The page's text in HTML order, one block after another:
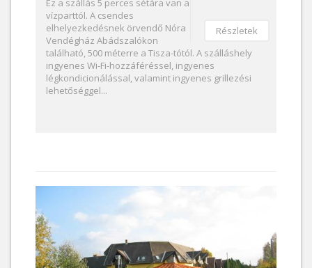
Részletek
Ez a szállás 5 perces sétára van a
vízparttól. A csendes
elhelyezkedésnek örvendő Nóra
Vendégház Abádszalókon
található, 500 méterre a Tisza-tótól. A szálláshely
ingyenes Wi-Fi-hozzáféréssel, ingyenes
légkondicionálással, valamint ingyenes grillezési
lehetőséggel...